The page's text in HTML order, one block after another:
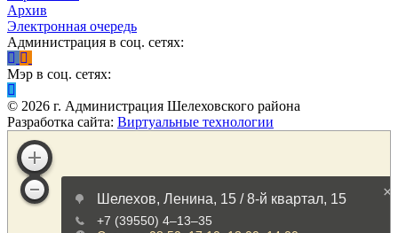
Архив
Электронная очередь
Администрация в соц. сетях:
Мэр в соц. сетях:
© 2026 г. Администрация Шелеховского района
Разработка сайта: Виртуальные технологии